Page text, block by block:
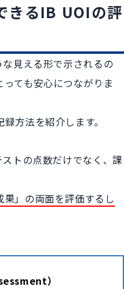
きるIB UOIの評
見える形で示されるの
ても安心につながりま
方法を紹介します。
トの点数だけでなく、課
」の両面を評価するし
）